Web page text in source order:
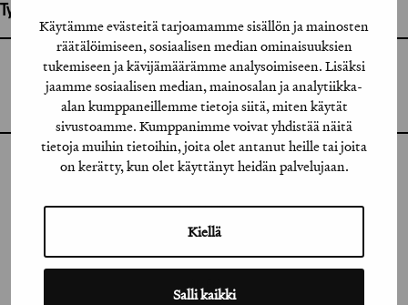
Käytämme evästeitä tarjoamamme sisällön ja mainosten
räätälöimiseen, sosiaalisen median ominaisuuksien
tukemiseen ja kävijämäärämme analysoimiseen. Lisäksi
jaamme sosiaalisen median, mainosalan ja analytiikka-
alan kumppaneillemme tietoja siitä, miten käytät
sivustoamme. Kumppanimme voivat yhdistää näitä
tietoja muihin tietoihin, joita olet antanut heille tai joita
on kerätty, kun olet käyttänyt heidän palvelujaan.
Kiellä
Salli kaikki
Työhön osallistuneet henkilöt / tahot:
GRAFIA RY
GRAFIA(AT)GRAFIA.FI
UUDENMAANKATU 11 B 9,
00120 HELSINKI
INSTAGRAM
LINKEDIN
VIMEO